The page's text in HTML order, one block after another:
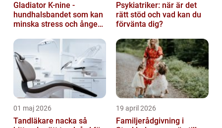
Gladiator K-nine -
hundhalsbandet som kan
minska stress och ångest
Psykiatriker: när är det
rätt stöd och vad kan du
förvänta dig?
01 maj 2026
Tandläkare nacka så
19 april 2026
Familjerådgivning i